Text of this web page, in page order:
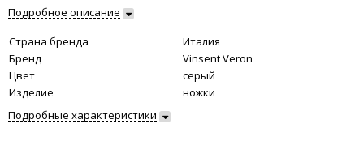
Подробное описание
Страна бренда
Италия
Бренд
Vinsent Veron
Цвет
серый
Изделие
ножки
Подробные характеристики